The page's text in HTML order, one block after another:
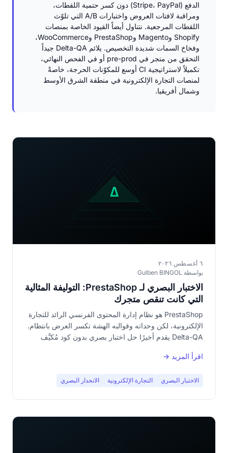
الدفع (Stripe، PayPal) دون كسر حتمية اللقطات،
ومراقبة لافتات العروض واختبارات A/B التي تلوّث
اللقطات المرجعية. نتناول أيضاً القيود الخاصة بمنصات
Shopify وMagento وPrestaShop وWooCommerce،
وفخاخ السمات شديدة التخصيص. يلائم Delta-QA جيداً
التحقق من متجر في pre-prod أو في الفحص النهائي،
تكميلاً لاستراتيجية CI أوسع للمكوّنات الحرجة، خاصةً
لمنصات التجارة الإلكترونية في منطقة الشرق الأوسط
وشمال أفريقيا.
٦ أغسطس ٢٠٢٦
بواسطة Gulben BINGOL
الاختبار البصري لـ PrestaShop: التوليفة المثالية
التي كانت تنقص متجرك
PrestaShop هو نظام إدارة المحتوى الفرنسي الرائد للتجارة
الإلكترونية، لكن وحداته وقوالبه الهشة تكسر العرض بانتظام.
Delta-QA يقدم أخيرًا حل اختبار بصري بدون كود مُكيَّف
اقرأ المزيد →
الاختبار البصري التجارة الإلكترونية الانحدار البصري